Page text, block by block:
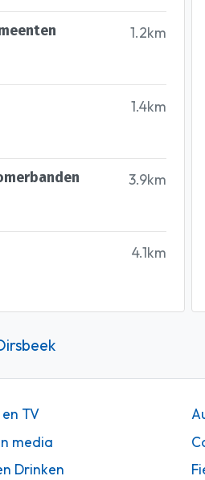
1.2km
1.4km
3.9km
4.1km
TV
media
Drinken